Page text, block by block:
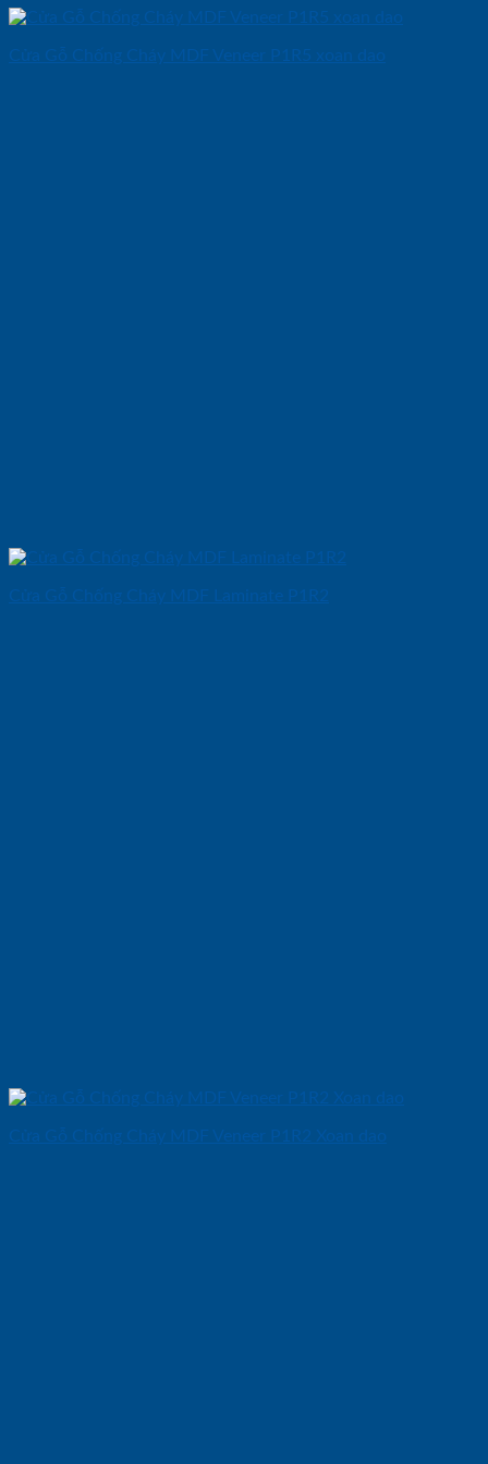
Cửa Gỗ Chống Cháy MDF Veneer P1R5 xoan dao
Cửa Gỗ Chống Cháy MDF Laminate P1R2
Cửa Gỗ Chống Cháy MDF Veneer P1R2 Xoan dao